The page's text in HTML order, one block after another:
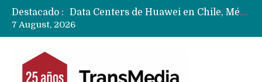
Destacado :
Data Centers de Huawei en Chile, México, Brasil,Perú y Argentina podrían verse afectados por arremetida de EE.UU
7 August, 2026